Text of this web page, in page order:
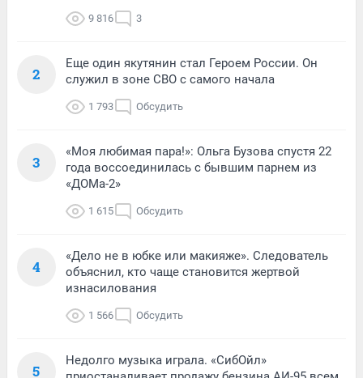
9 816 3
2
Еще один якутянин стал Героем России. Он
служил в зоне СВО с самого начала
1 793 Обсудить
3
«Моя любимая пара!»: Ольга Бузова спустя 22
года воссоединилась с бывшим парнем из
«ДОМа-2»
1 615 Обсудить
4
«Дело не в юбке или макияже». Следователь
объяснил, кто чаще становится жертвой
изнасилования
1 566 Обсудить
5
Недолго музыка играла. «СибОйл»